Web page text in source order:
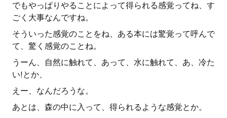
でもやっぱりやることによって得られる感覚ってね、す
ごく大事なんですね。
そういった感覚のことをね、ある本には驚覚って呼んで
て、驚く感覚のことね。
うーん、自然に触れて、あって、水に触れて、あ、冷た
い!とか、
えー、なんだろうな。
あとは、森の中に入って、得られるような感覚とか。